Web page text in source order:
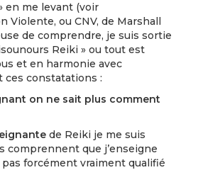
en me levant (voir
Violente, ou CNV, de Marshall
de comprendre, je suis sortie
Reiki » ou tout est
et en harmonie avec
ces constatations :
on ne sait plus comment
de Reiki je me suis
comprennent que j’enseigne
forcément vraiment qualifié